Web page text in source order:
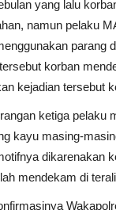
yang lalu
namun pelaku
parang
korban
kejadian tersebut
ketiga pelaku
kayu masing-
dikarenakan
mendekam di